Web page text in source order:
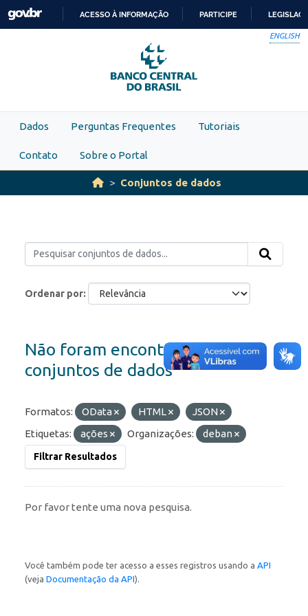
Skip to main content
PARA
O
CONTEÚDO
ACESSO À INFORMAÇÃO PARTICIPE
ENGLISH
Dados Perguntas Frequentes Tutoriais
Contato Sobre o Portal
Conjuntos de dados
Ordenar por
Não foram encontrados
conjuntos de dados
Formatos: OData HTML
JSON
Etiquetas:
ações Organizações: deban
Filtrar Resultados
Por favor tente uma nova pesquisa.
Você também pode ter acesso a esses registros usando a API
(veja Documentação da API).